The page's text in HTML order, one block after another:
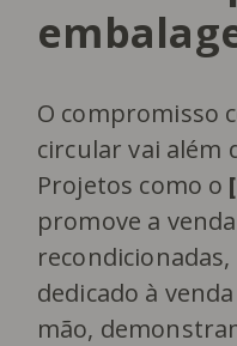
O compromisso
circular vai além
Projetos como o
promove a
recondicionadas,
dedicado à
mão,